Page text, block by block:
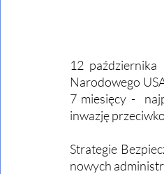
12 października
Narodowego
7 miesięcy -
inwazję
Strategie
nowych